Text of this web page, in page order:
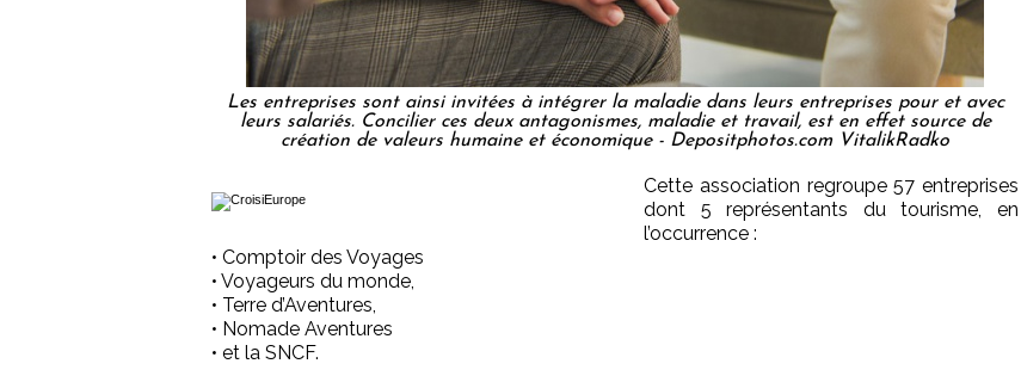
Les entreprises sont ainsi invitées à intégrer la maladie dans leurs entreprises pour et avec
leurs salariés. Concilier ces deux antagonismes, maladie et travail, est en effet source de
création de valeurs humaine et économique - Depositphotos.com VitalikRadko
Cette association regroupe 57 entreprises
dont 5 représentants du tourisme, en
l’occurrence :
• Comptoir des Voyages
• Voyageurs du monde,
• Terre d’Aventures,
• Nomade Aventures
• et la SNCF.